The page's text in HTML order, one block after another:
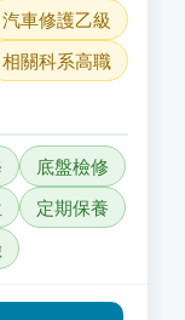
汽車修護乙級
相關科系高職
底盤檢修
定期保養